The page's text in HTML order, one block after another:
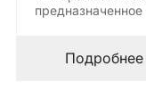
предназначенное
автоматической
трансмиссии для…
Подробнее